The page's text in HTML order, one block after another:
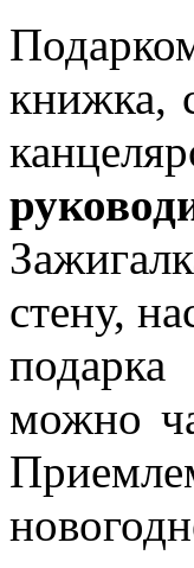
книжка,
стену,
можно